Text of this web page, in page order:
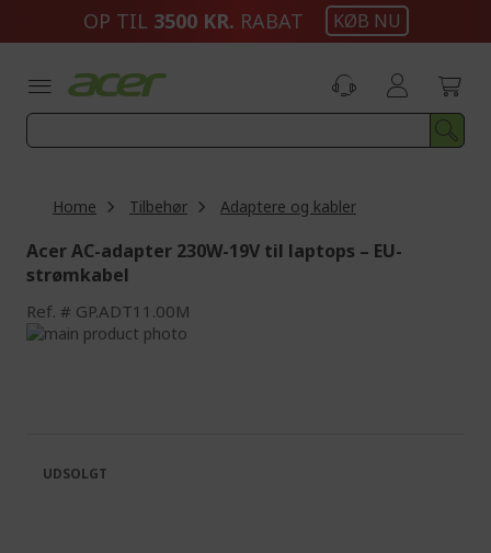
OP TIL 3500 KR. RABAT KØB NU
Home Tilbehør Adaptere og kabler
Acer AC-adapter 230W-19V til laptops – EU-
strømkabel
Ref. GP.ADT11.00M
Skip
images
gallery
the
images
UDSOLGT